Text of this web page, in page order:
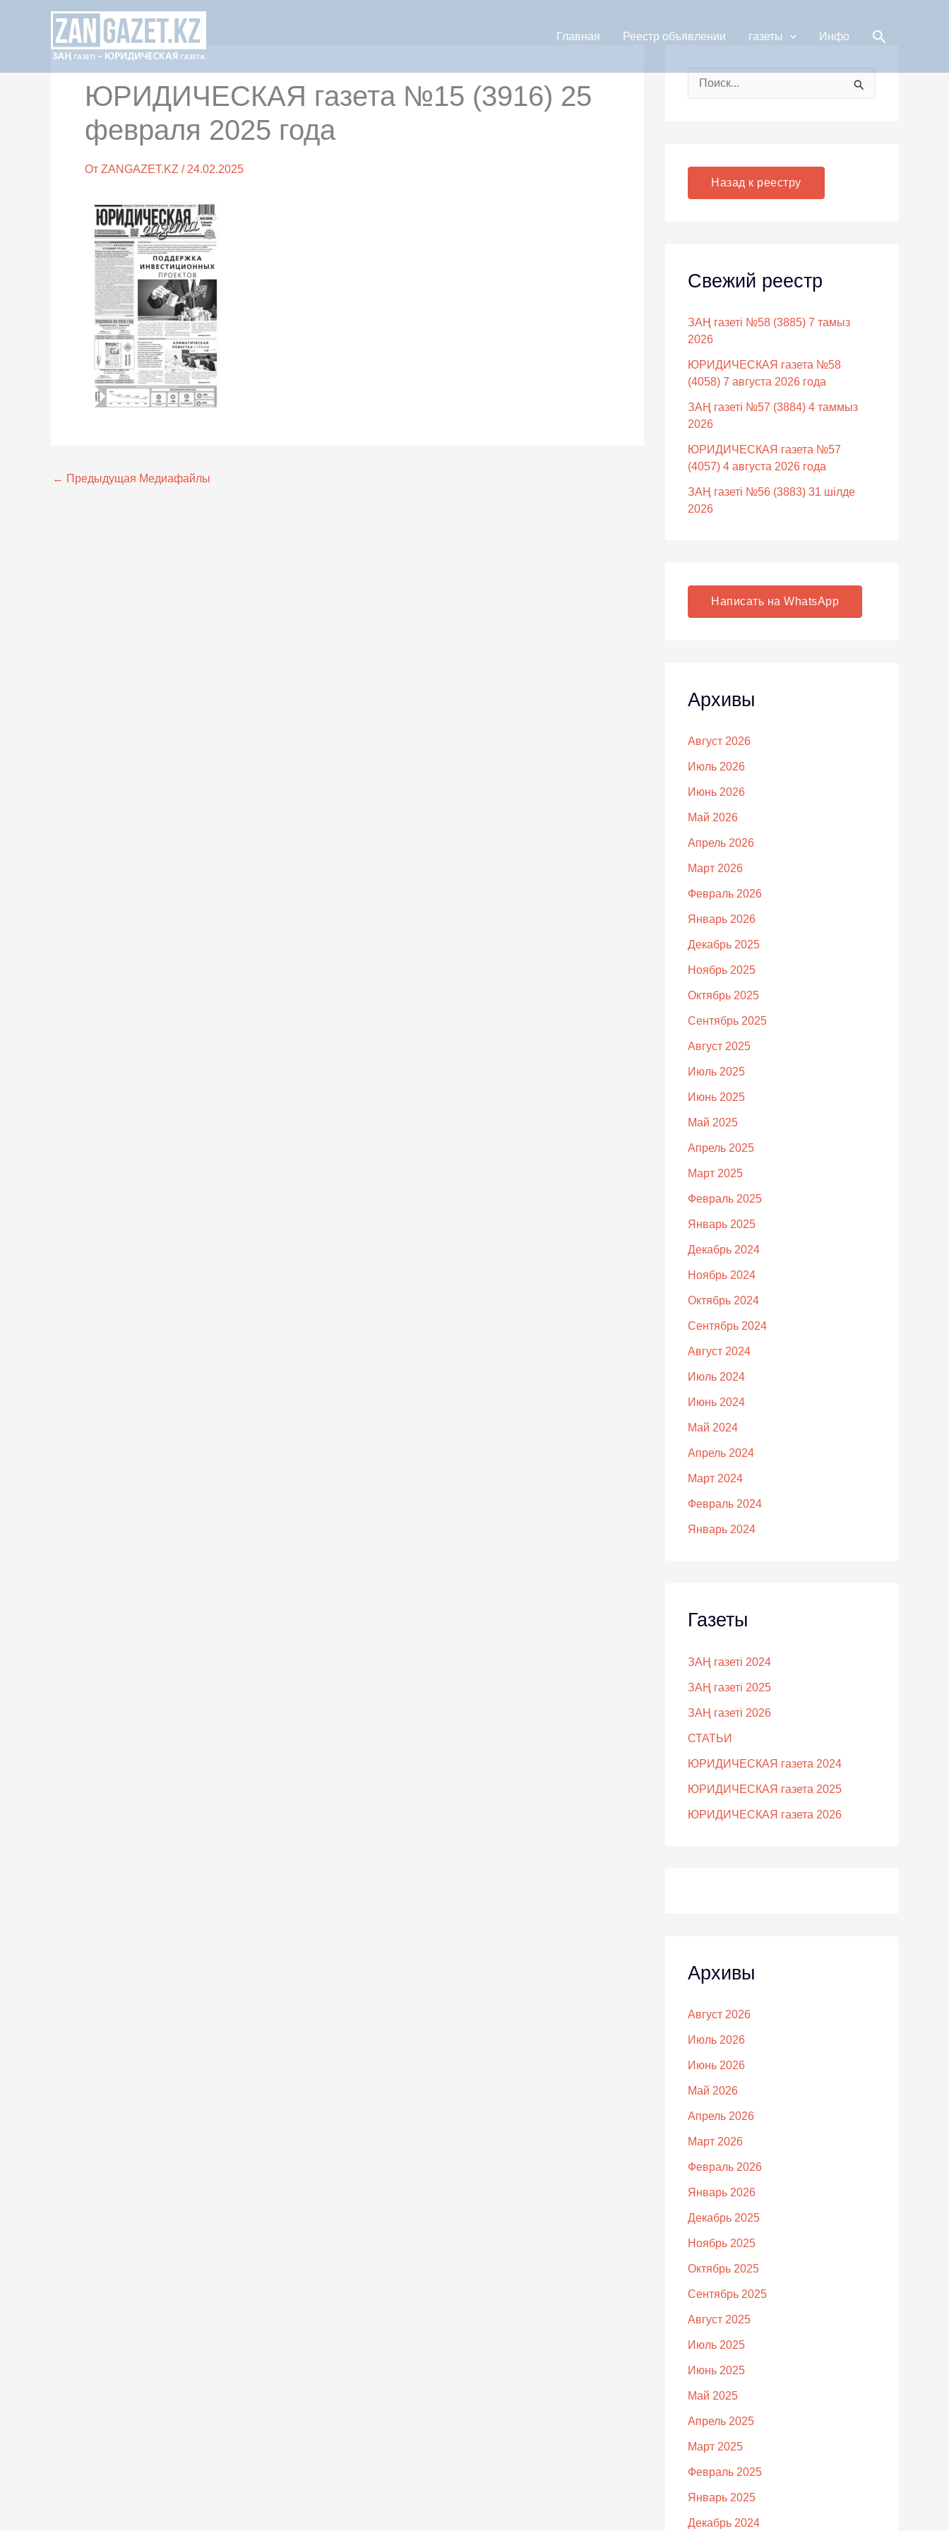
содержимому
Главная Реестр объявлении газеты Инфо Поиск
ЮРИДИЧЕСКАЯ газета №15 (3916) 25
февраля 2025 года
От ZANGAZET.KZ / 24.02.2025
← Предыдущая Медиафайлы
:
Назад к реестру
Свежий реестр
ЗАҢ газеті №58 (3885) 7 тамыз
2026
ЮРИДИЧЕСКАЯ газета №58
(4058) 7 августа 2026 года
ЗАҢ газеті №57 (3884) 4 таммыз
2026
ЮРИДИЧЕСКАЯ газета №57
(4057) 4 августа 2026 года
ЗАҢ газеті №56 (3883) 31 шілде
2026
Написать на WhatsApp
Архивы
Август 2026
Июль 2026
Июнь 2026
Май 2026
Апрель 2026
Март 2026
Февраль 2026
Январь 2026
Декабрь 2025
Ноябрь 2025
Октябрь 2025
Сентябрь 2025
Август 2025
Июль 2025
Июнь 2025
Май 2025
Апрель 2025
Март 2025
Февраль 2025
Январь 2025
Декабрь 2024
Ноябрь 2024
Октябрь 2024
Сентябрь 2024
Август 2024
Июль 2024
Июнь 2024
Май 2024
Апрель 2024
Март 2024
Февраль 2024
Январь 2024
Газеты
ЗАҢ газеті 2024
ЗАҢ газеті 2025
ЗАҢ газеті 2026
СТАТЬИ
ЮРИДИЧЕСКАЯ газета 2024
ЮРИДИЧЕСКАЯ газета 2025
ЮРИДИЧЕСКАЯ газета 2026
Архивы
Август 2026
Июль 2026
Июнь 2026
Май 2026
Апрель 2026
Март 2026
Февраль 2026
Январь 2026
Декабрь 2025
Ноябрь 2025
Октябрь 2025
Сентябрь 2025
Август 2025
Июль 2025
Июнь 2025
Май 2025
Апрель 2025
Март 2025
Февраль 2025
Январь 2025
Декабрь 2024